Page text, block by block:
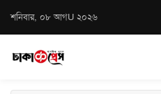
শনিবার, ০৮ আগU ২০২৬